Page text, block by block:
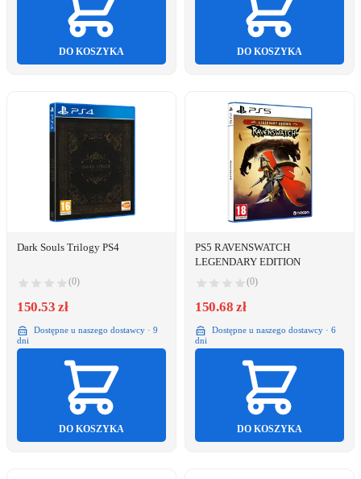
DO KOSZYKA DO KOSZYKA
Dark Souls Trilogy PS4
(0)
150.53 zł
Dostępne u naszego dostawcy · 9
dni
DO KOSZYKA
PS5 RAVENSWATCH
LEGENDARY EDITION
(0)
150.68 zł
Dostępne u naszego dostawcy · 6
dni
DO KOSZYKA